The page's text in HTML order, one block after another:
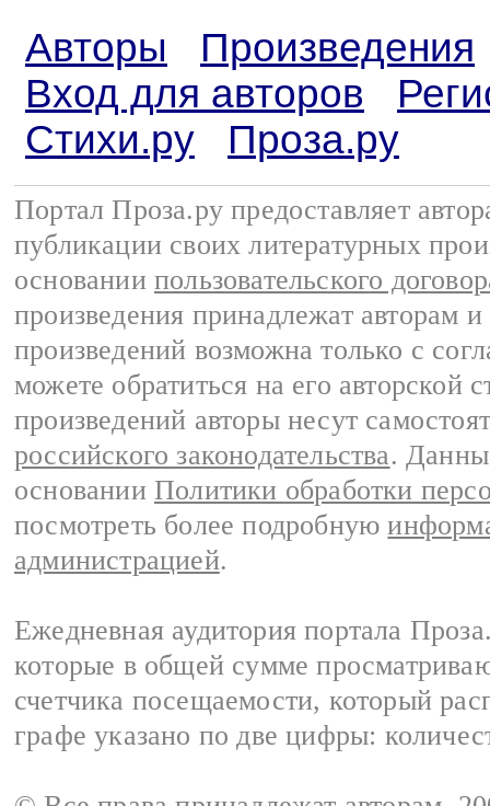
Авторы
Произведения
Вход для авторов
Стихи.ру
Проза.ру
Портал Проза.ру предоставляет
публикации своих литературных
основании пользовательского
произведения принадлежат авторам
произведений возможна только с
можете обратиться на его авторской
произведений авторы несут
российского законодательства.
основании Политики обработки
посмотреть более подробную
администрацией.
Ежедневная аудитория портала
которые в общей сумме
счетчика посещаемости, который
графе указано по две цифры: